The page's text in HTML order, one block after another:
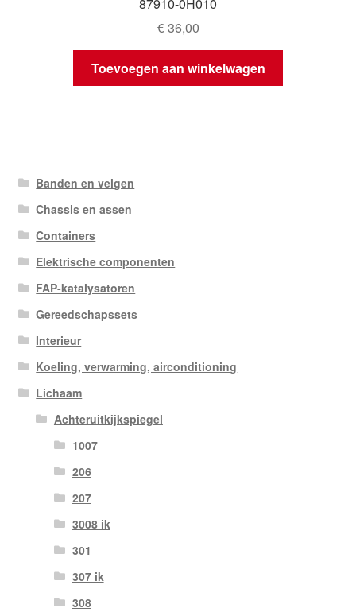
€36,00
Toevoegen aan winkelwagen
Banden en velgen
Chassis en assen
Containers
Elektrische componenten
FAP-katalysatoren
Gereedschapssets
Interieur
Koeling, verwarming, airconditioning
Lichaam
Achteruitkijkspiegel
1007
206
207
3008 ik
301
307 ik
308